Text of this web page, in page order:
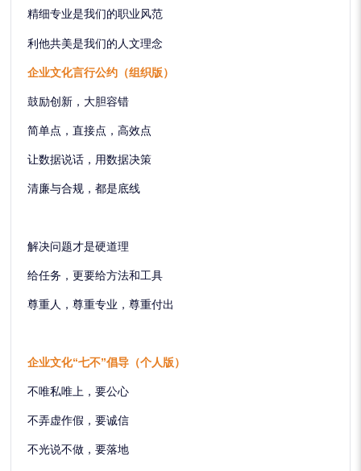
精细专业是我们的职业风范
利他共美是我们的人文理念
企业文化言行公约（组织版）
鼓励创新，大胆容错
简单点，直接点，高效点
让数据说话，用数据决策
清廉与合规，都是底线
解决问题才是硬道理
给任务，更要给方法和工具
尊重人，尊重专业，尊重付出
企业文化“七不”倡导（个人版）
不唯私唯上，要公心
不弄虚作假，要诚信
不光说不做，要落地